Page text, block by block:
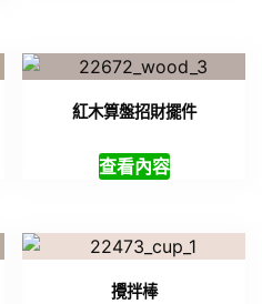
紅木算盤招財擺件
查看內容
攪拌棒